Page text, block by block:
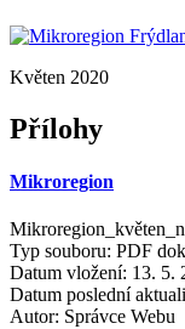
Květen 2020
Přílohy
Mikroregion
Typ souboru: PDF
Datum vložení: 13. 5.
Datum poslední
Autor: Správce Webu